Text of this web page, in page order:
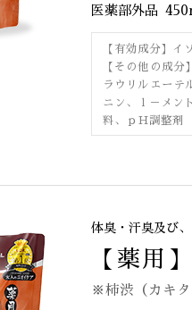
医薬部外品
【有効成分】イ
【その他の成
ラウリルエーテ
ニン、ｌ－メン
料、ｐＨ調整剤
体臭・汗臭及び
【薬用
※柿渋（カキ